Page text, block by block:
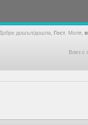
Добре дошъл/дошла, Гост . Моля,
Влез с